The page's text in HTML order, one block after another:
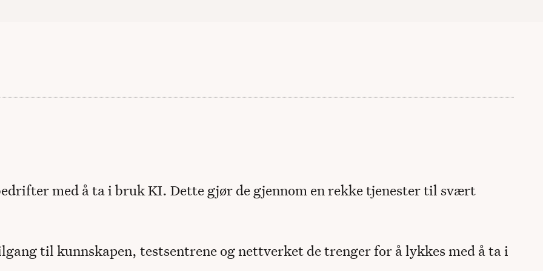
med å ta i bruk KI. Dette gjør de gjennom en rekke tjenester til svært
til kunnskapen, testsentrene og nettverket de trenger for å lykkes med å ta i